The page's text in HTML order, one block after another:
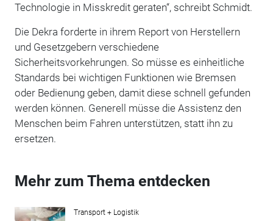
Technologie in Misskredit geraten“, schreibt Schmidt.
Die Dekra forderte in ihrem Report von Herstellern
und Gesetzgebern verschiedene
Sicherheitsvorkehrungen. So müsse es einheitliche
Standards bei wichtigen Funktionen wie Bremsen
oder Bedienung geben, damit diese schnell gefunden
werden können. Generell müsse die Assistenz den
Menschen beim Fahren unterstützen, statt ihn zu
ersetzen.
Mehr zum Thema entdecken
Transport + Logistik